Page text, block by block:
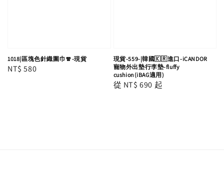
1018|區塊色針織圍巾🧣-現貨
Regular
NT$ 580
現貨-559-|韓國🇰🇷進口-iCANDOR
寵物外出墊行李墊-fluffy
cushion(iBAG適用)
Regular
從 NT$ 690 起